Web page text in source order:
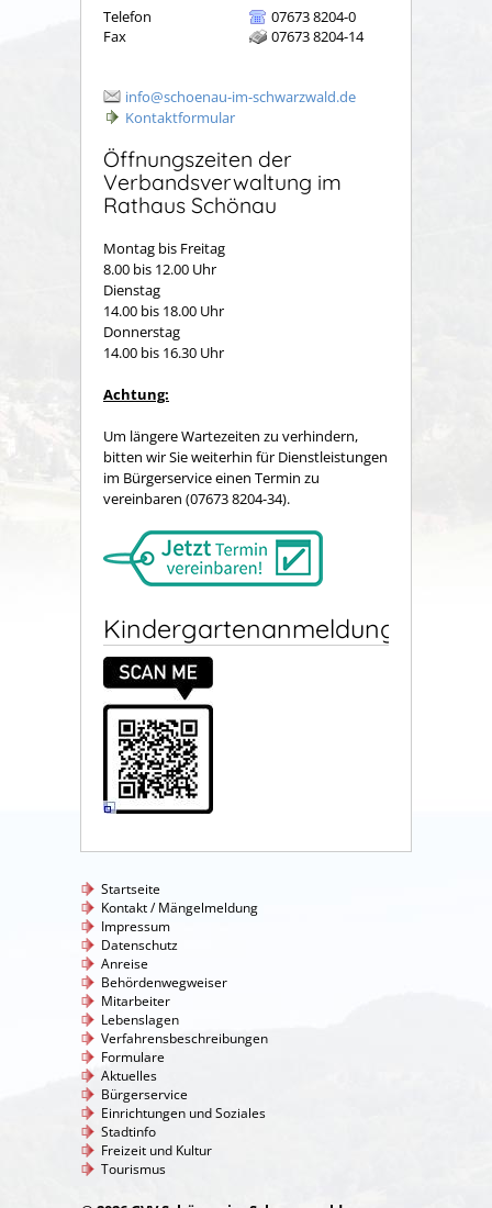
Telefon
07673 8204-0
Fax
07673 8204-14
info@schoenau-im-schwarzwald.de
Kontaktformular
Öffnungszeiten der
Verbandsverwaltung im
Rathaus Schönau
Montag bis Freitag
8.00 bis 12.00 Uhr
Dienstag
14.00 bis 18.00 Uhr
Donnerstag
14.00 bis 16.30 Uhr
Achtung:
Um längere Wartezeiten zu verhindern,
bitten wir Sie weiterhin für Dienstleistungen
im Bürgerservice einen Termin zu
vereinbaren (07673 8204-34).
Kindergartenanmeldung
Startseite
Kontakt / Mängelmeldung
Impressum
Datenschutz
Anreise
Behördenwegweiser
Mitarbeiter
Lebenslagen
Verfahrensbeschreibungen
Formulare
Aktuelles
Bürgerservice
Einrichtungen und Soziales
Stadtinfo
Freizeit und Kultur
Tourismus